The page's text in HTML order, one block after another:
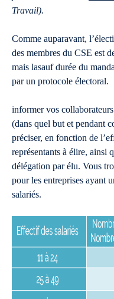
Travail).
Comme auparavant,
des membres du CSE est
mais lasauf durée du
par un protocole électoral.
informer vos
(dans quel but et pendant
préciser, en fonction de
représentants à élire, ainsi
délégation par élu. Vous
pour les entreprises ayant
salariés.